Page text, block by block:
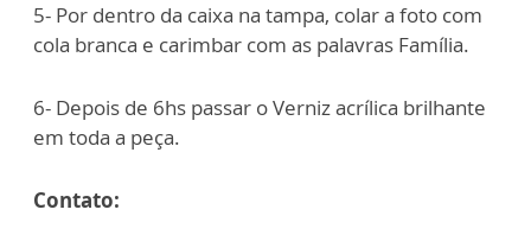
5- Por dentro da caixa na tampa, colar a foto com
cola branca e carimbar com as palavras Família.
6- Depois de 6hs passar o Verniz acrílica brilhante
em toda a peça.
Contato: